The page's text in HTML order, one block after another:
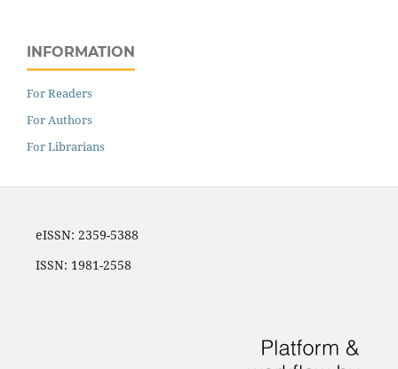
INFORMATION
For Readers
For Authors
For Librarians
eISSN: 2359-5388
ISSN: 1981-2558